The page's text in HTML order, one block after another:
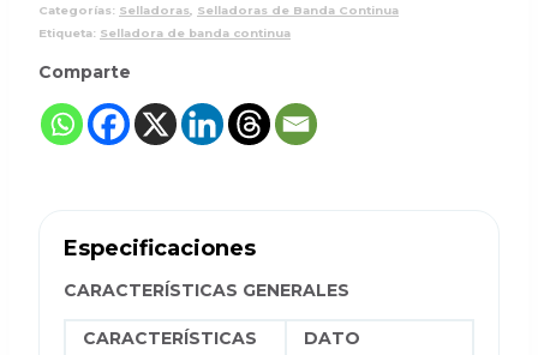
Categorías: Selladoras, Selladoras de Banda Continua
Etiqueta: Selladora de banda continua
Comparte
Especificaciones
CARACTERÍSTICAS GENERALES
CARACTERÍSTICAS
DATO